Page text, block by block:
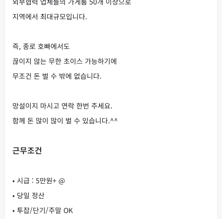
지역에서 최대규모입니다.
즉, 종로 호빠에서도
끊이지 않는 무한 초이스 가능하기에
무조건 돈 벌 수 밖에 없습니다.
망설이지 마시고 연락 한번 주세요.
함께 돈 많이 많이 벌 수 있습니다.^^
근무조건
• 시급 : 5만원+ @
• 당일 정산
• 투잡/단기/주말 OK